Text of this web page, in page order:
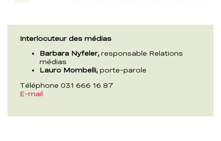
Interlocuteur des médias
Barbara Nyfeler, responsable Relations
médias
Lauro Mombelli, porte-parole
Téléphone 031 666 16 87
E-mail